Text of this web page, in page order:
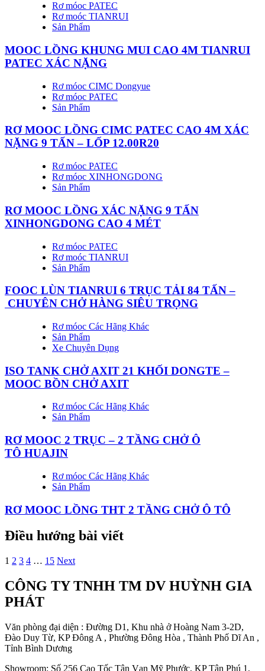
Rơ móoc PATEC
Rơ moóc TIANRUI
Sản Phẩm
MOOC LỒNG KHUNG MUI CAO 4M TIANRUI
PATEC XÁC NẶNG
Rơ móoc CIMC Dongyue
Rơ móoc PATEC
Sản Phẩm
RƠ MOOC LỒNG CIMC PATEC CAO 4M XÁC
NẶNG 9 TẤN – LỐP 12.00R20
Rơ móoc PATEC
Rơ móoc XINHONGDONG
Sản Phẩm
RƠ MOOC LỒNG XÁC NẶNG 9 TẤN
XINHONGDONG CAO 4 MÉT
Rơ móoc PATEC
Rơ moóc TIANRUI
Sản Phẩm
FOOC LÙN TIANRUI 6 TRỤC TẢI 84 TẤN –
CHUYÊN CHỞ HÀNG SIÊU TRỌNG
Rơ móoc Các Hãng Khác
Sản Phẩm
Xe Chuyên Dụng
ISO TANK CHỞ AXIT 21 KHỐI DONGTE –
MOOC BỒN CHỞ AXIT
Rơ móoc Các Hãng Khác
Sản Phẩm
RƠ MOOC 2 TRỤC – 2 TẦNG CHỞ Ô
TÔ HUAJIN
Rơ móoc Các Hãng Khác
Sản Phẩm
RƠ MOOC LỒNG THT 2 TẦNG CHỞ Ô TÔ
Điều hướng bài viết
1 2 3 4 … 15 Next
CÔNG TY TNHH TM DV HUỲNH GIA
PHÁT
Văn phòng đại diện : Đường D1, Khu nhà ở Hoàng Nam 3-2D,
Đào Duy Từ, KP Đông A , Phường Đông Hòa , Thành Phố Dĩ An ,
Tỉnh Bình Dương
Showroom: Số 256 Cao Tốc Tân Vạn Mỹ Phước, KP Tân Phú 1,